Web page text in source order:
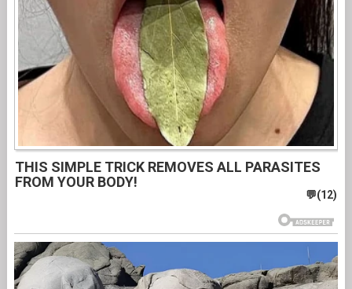
THIS SIMPLE TRICK REMOVES ALL PARASITES
FROM YOUR BODY!